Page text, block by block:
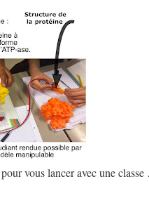
pour vous lancer avec une